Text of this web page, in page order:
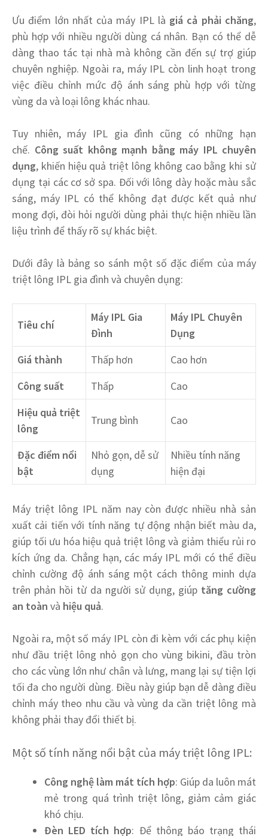
Ưu điểm lớn nhất của máy IPL là giá cả phải chăng,
phù hợp với nhiều người dùng cá nhân. Bạn có thể dễ
dàng thao tác tại nhà mà không cần đến sự trợ giúp
chuyên nghiệp. Ngoài ra, máy IPL còn linh hoạt trong
việc điều chỉnh mức độ ánh sáng phù hợp với từng
vùng da và loại lông khác nhau.
Tuy nhiên, máy IPL gia đình cũng có những hạn
chế. Công suất không mạnh bằng máy IPL chuyên
dụng, khiến hiệu quả triệt lông không cao bằng khi sử
dụng tại các cơ sở spa. Đối với lông dày hoặc màu sắc
sáng, máy IPL có thể không đạt được kết quả như
mong đợi, đòi hỏi người dùng phải thực hiện nhiều lần
liệu trình để thấy rõ sự khác biệt.
Dưới đây là bảng so sánh một số đặc điểm của máy
triệt lông IPL gia đình và chuyên dụng:
Tiêu chí
Máy IPL Gia
Đình
Máy IPL Chuyên
Dụng
Giá thành
Thấp hơn
Cao hơn
Công suất
Thấp
Cao
Hiệu quả triệt
lông
Trung bình Cao
Đặc điểm nổi
bật
Nhỏ gọn, dễ sử
dụng
Nhiều tính năng
hiện đại
Máy triệt lông IPL năm nay còn được nhiều nhà sản
xuất cải tiến với tính năng tự động nhận biết màu da,
giúp tối ưu hóa hiệu quả triệt lông và giảm thiểu rủi ro
kích ứng da. Chẳng hạn, các máy IPL mới có thể điều
chỉnh cường độ ánh sáng một cách thông minh dựa
trên phản hồi từ da người sử dụng, giúp tăng cường
an toàn và hiệu quả.
Ngoài ra, một số máy IPL còn đi kèm với các phụ kiện
như đầu triệt lông nhỏ gọn cho vùng bikini, đầu tròn
cho các vùng lớn như chân và lưng, mang lại sự tiện lợi
tối đa cho người dùng. Điều này giúp bạn dễ dàng điều
chỉnh máy theo nhu cầu và vùng da cần triệt lông mà
không phải thay đổi thiết bị.
Một số tính năng nổi bật của máy triệt lông IPL:
Công nghệ làm mát tích hợp: Giúp da luôn mát
mẻ trong quá trình triệt lông, giảm cảm giác
khó chịu.
Đèn LED tích hợp: Để thông báo trạng thái